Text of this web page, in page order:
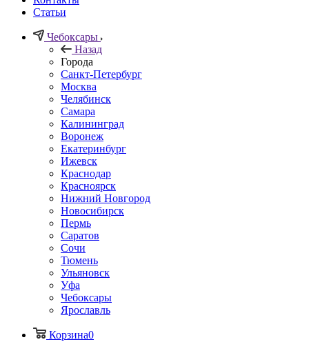
Статьи
Чебоксары
Назад
Города
Санкт-Петербург
Москва
Челябинск
Самара
Калининград
Воронеж
Екатеринбург
Ижевск
Краснодар
Красноярск
Нижний Новгород
Новосибирск
Пермь
Саратов
Сочи
Тюмень
Ульяновск
Уфа
Чебоксары
Ярославль
Корзина0